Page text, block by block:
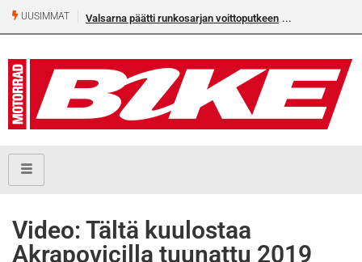
UUSIMMAT Valsarna päätti runkosarjan voittoputkeen
Video: Tältä kuulostaa
Akrapovicilla tuunattu 2019